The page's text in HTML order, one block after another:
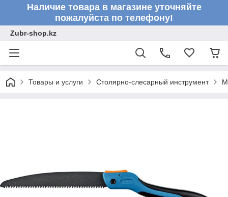
Наличие товара в магазине уточняйте
пожалуйста по телефону!
Zubr-shop.kz
Товары и услуги Столярно-слесарный инструмент